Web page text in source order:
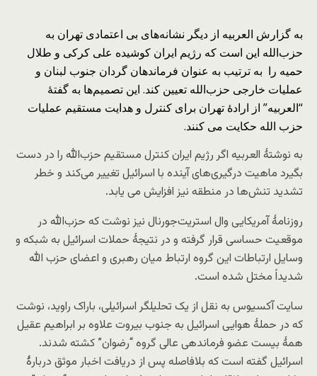
به گزارش العربیه از دیگر نشانه‌های بی اعتمادی تهران به
حزب‌الله این است که رژیم ایران کوشیده علی کرکی و طلال
حمیه را به ترتیب به عنوان فرماندهان گردان جنوب لبنان و
عملیات خارجی حزب‌الله تعیین کند. این تصمیم‌ها به گفتۀ
“العربیه” از ارادۀ تهران برای کنترل و هدایت مستقیم عملیات
حزب الله حکایت می کنند.
به نوشتۀ العربیه اگر رژیم ایران کنترل مستقیم حزب‌الله را در دست
بگیرد ماهیت درگیری‌های آینده با اسرائیل تغییر می‌کند و خطر
تشدید تنش‌ها در منطقه نیز افزایش می یابد.
روزنامۀ آمریکایی وال استریت‌جورنال نیز نوشت که حزب‌الله در
موقعیت حساسی قرار گرفته و در نتیجۀ حملات اسرائیل به شبکه و
وسایل ارتباطات این گروه ارتباط میان رهبری و اعضای حزب الله
شدیداً مختل شده است.
سایت آکسیوس به نقل از یک تحلیلگر اسرائیلی، باراک راوید، نوشت
که در حملۀ هوایی اسرائیل به جنوب بیروت علاوه بر ابراهیم عقیل
همۀ بیست عضو فرماندهی عالی گروه “رضوان” کشته شدند.
اسرائیل گفته است که بلافاصله پس از دریافت اخبار موثق دربارۀ